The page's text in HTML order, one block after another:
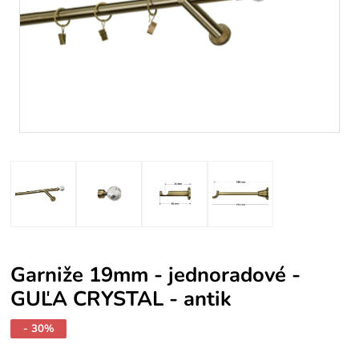
Garniže 19mm - jednoradové -
GUĽA CRYSTAL - antik
- 30%